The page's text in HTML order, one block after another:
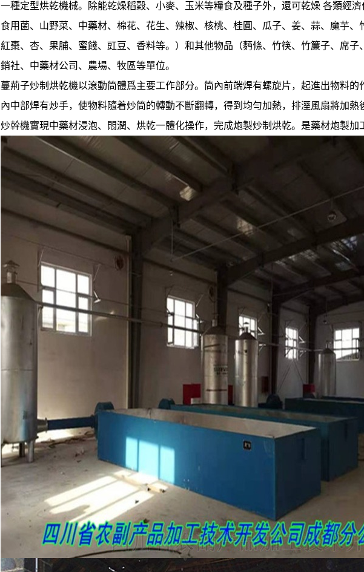
一種定型烘乾機械。除能乾燥稻穀、小麥、玉米等糧食及種子外，還可乾燥 各類經
食用菌、山野菜、中藥材、棉花、花生、辣椒、核桃、桂圓、瓜子、姜、蒜、魔芋、
紅棗、杏、果脯、蜜餞、豇豆、香料等。）和其他物品（麪條、竹筷、竹簾子、席
銷社、中藥材公司、農場、牧區等單位。
蔓荊子炒制烘乾機以滾動筒體爲主要工作部分。筒內前端焊有螺旋片，起進出物料
內中部焊有炒手，使物料隨着炒筒的轉動不斷翻轉，得到均勻加熱，排溼風扇將加熱
炒幹機實現中藥材浸泡、悶潤、烘乾一體化操作，完成炮製炒制烘乾。是藥材炮製加